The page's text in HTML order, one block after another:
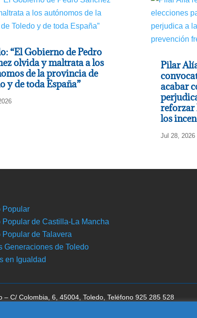
“El Gobierno de Pedro
olvida y maltrata a los
de la provincia de
y de toda España”
Pilar
acabar
reforzar
los
Jul 28, 2026
Popular
Popular de Castilla-La Mancha
Popular de Talavera
Generaciones de Toledo
en Igualdad
– C/ Colombia, 6, 45004, Toledo, Teléfono 925 285 528